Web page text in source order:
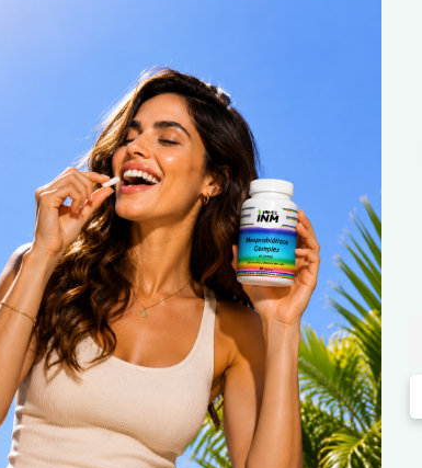
– 250 Comprimidos